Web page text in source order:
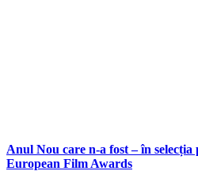
Anul Nou care n-a fost – în
European Film Awards